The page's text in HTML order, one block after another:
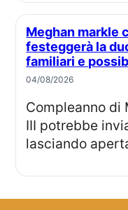
Meghan markle compie 45 anni: come
festeggerà la
familiari e
04/08/2026
Compleanno di Meghan Markle: re Carlo
III potrebbe
lasciando